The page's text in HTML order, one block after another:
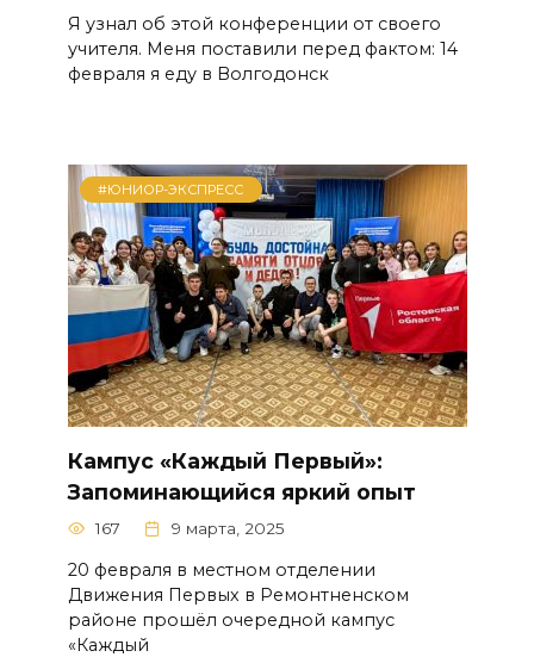
Я узнал об этой конференции от своего
учителя. Меня поставили перед фактом: 14
февраля я еду в Волгодонск
#ЮНИОР-ЭКСПРЕСС
Кампус «Каждый Первый»:
Запоминающийся яркий опыт
167 9 марта, 2025
20 февраля в местном отделении
Движения Первых в Ремонтненском
районе прошёл очередной кампус
«Каждый